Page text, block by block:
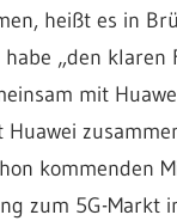
heißt es in
„den klaren
mit
kommenden
zum 5G-Markt